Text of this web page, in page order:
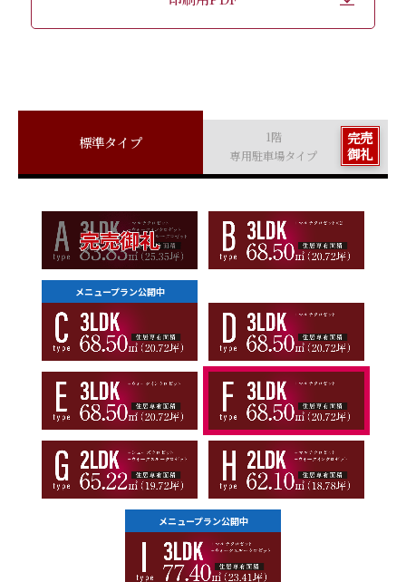
標準タイプ
1階
専用駐車場タイプ
完売
御礼
メニュープラン公開中
メニュープラン公開中